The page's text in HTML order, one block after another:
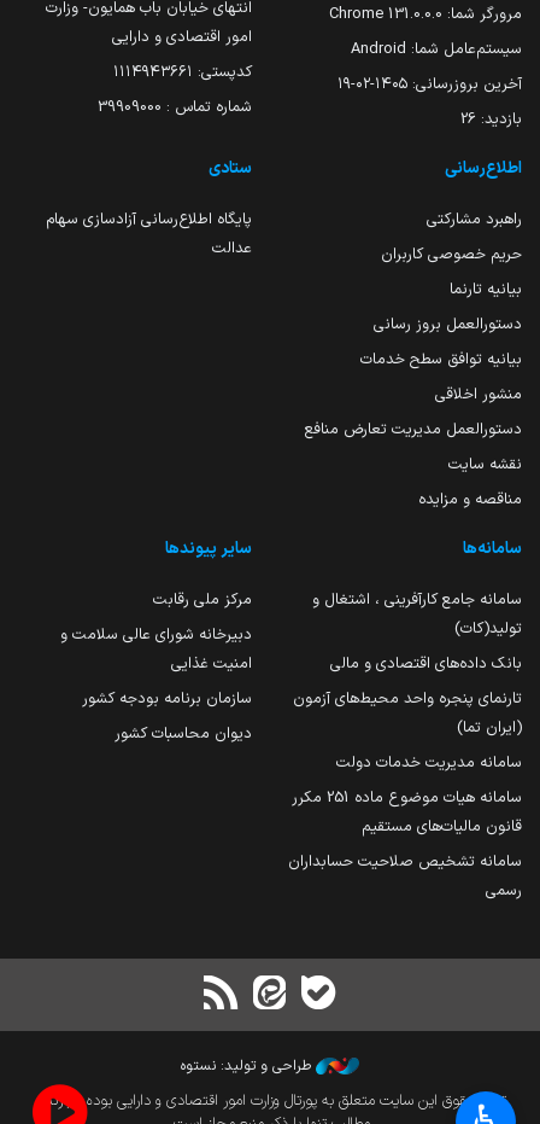
مرورگر شما: 131.0.0.0 Chrome
سیستم‌عامل شما: Android
آخرین بروزرسانی: ۱۴۰۵-۰۲-۱۹
بازدید: 26
انتهای خیابان باب همایون- وزارت
امور اقتصادی و دارایی
کدپستی: ۱۱۱۴۹۴۳۶۶۱
شماره تماس : 39909000
اطلاع‌رسانی
راهبرد مشارکتی
حریم خصوصی کاربران
بیانیه تارنما
دستورالعمل بروز رسانی
بیانیه توافق سطح خدمات
منشور اخلاقی
دستورالعمل مدیریت تعارض منافع
نقشه سایت
مناقصه و مزایده
ستادی
پایگاه اطلاع‌رسانی آزادسازی سهام
عدالت
سامانه‌ها
سامانه جامع کارآفرینی ، اشتغال و
تولید(کات)
بانک داده‌های اقتصادی و مالی
تارنمای پنجره واحد محیط‌های آزمون
(ایران تما)
سامانه مدیریت خدمات دولت
سامانه هیات موضوع ماده 251 مکرر
قانون مالیات‌های مستقیم
سامانه تشخیص صلاحیت حسابداران
رسمی
سایر پیوندها
مرکز ملی رقابت
دبیرخانه شورای عالی سلامت و
امنیت غذایی
سازمان برنامه بودجه کشور
دیوان محاسبات کشور
طراحی و تولید: نستوه
تمام حقوق این سایت متعلق به پورتال وزارت امور اقتصادی و دارایی بوده و بازنشر